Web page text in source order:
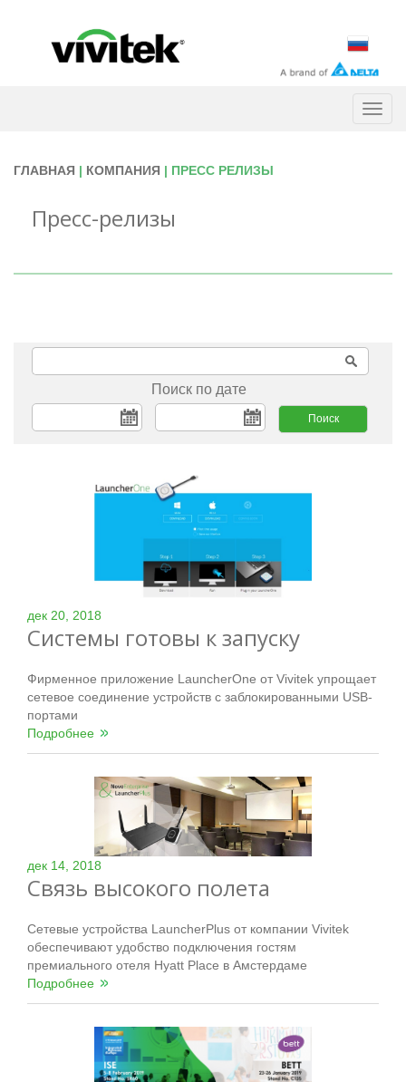
ГЛАВНАЯ | КОМПАНИЯ | ПРЕСС РЕЛИЗЫ
Пресс-релизы
Поиск по дате
дек 20, 2018
Системы готовы к запуску
Фирменное приложение LauncherOne от Vivitek упрощает
сетевое соединение устройств с заблокированными USB-
портами
Подробнее
дек 14, 2018
Связь высокого полета
Сетевые устройства LauncherPlus от компании Vivitek
обеспечивают удобство подключения гостям
премиального отеля Hyatt Place в Амстердаме
Подробнее